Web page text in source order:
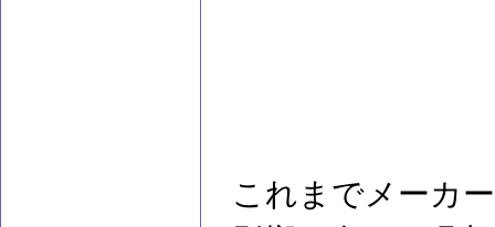
これまでメーカ